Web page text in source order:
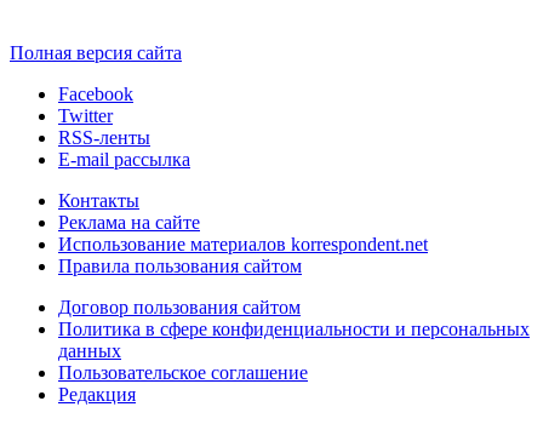
Полная версия сайта
Facebook
Twitter
RSS-ленты
E-mail рассылка
Контакты
Реклама на сайте
Использование материалов korrespondent.net
Правила пользования сайтом
Договор пользования сайтом
Политика в сфере конфиденциальности и персональных
данных
Пользовательское соглашение
Редакция